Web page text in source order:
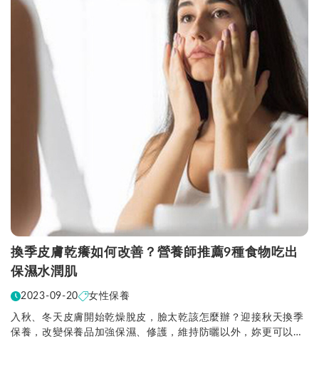
換季皮膚乾癢如何改善？營養師推薦9種食物吃出
保濕水潤肌
2023-09-20 女性保養
入秋、冬天皮膚開始乾燥脫皮，臉太乾該怎麼辦？迎接秋天換季
保養，改變保養品加強保濕、修護，維持防曬以外，妳更可以從